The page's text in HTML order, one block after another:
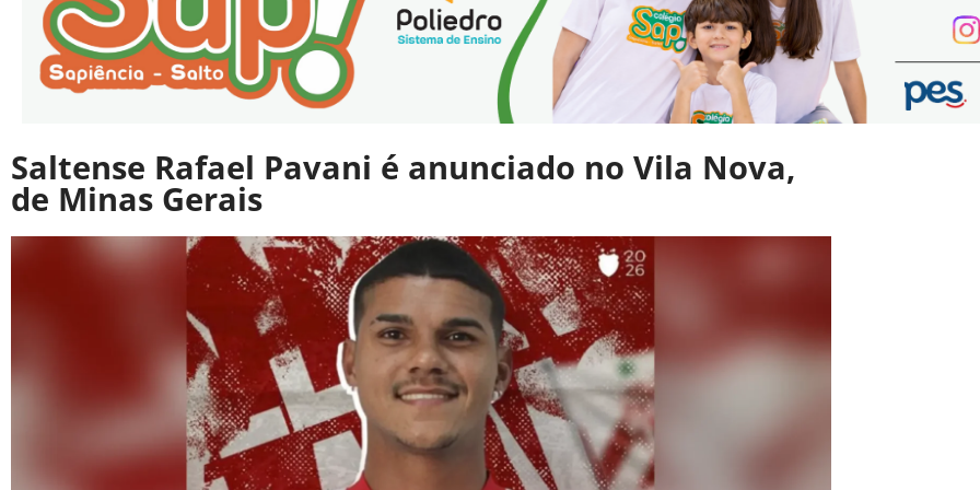
Saltense Rafael Pavani é anunciado no Vila Nova,
de Minas Gerais